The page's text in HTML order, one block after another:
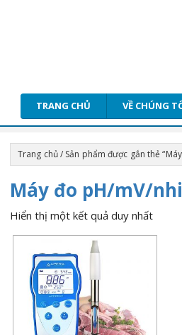
TRANG CHỦ VỀ CHÚNG
Trang chủ/ Sản phẩm được gắn thẻ
Máy đo pH/mV/
Hiển thị một kết quả duy nhất